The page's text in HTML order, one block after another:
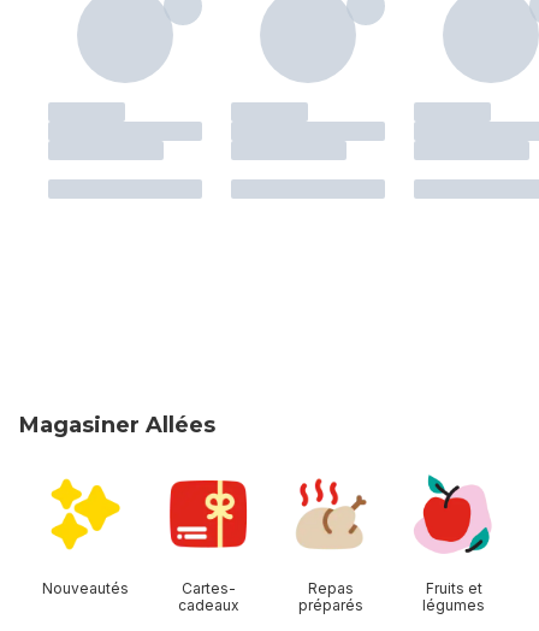
Magasiner Allées
Nouveautés
Cartes-
cadeaux
Repas
préparés
Fruits et
légumes